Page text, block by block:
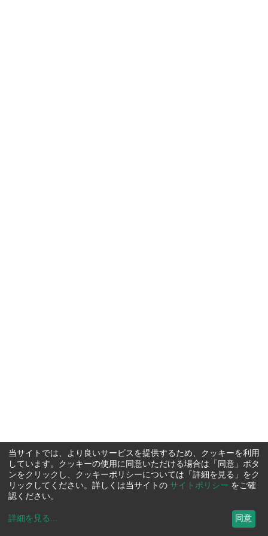
当サイトでは、より良いサービスを提供するため、クッキーを利用
しています。クッキーの使用に同意いただける場合は「同意」ボタ
ンをクリックし、クッキーポリシーについては「詳細を見る」をク
リックしてください。詳しくは当サイトの サイトポリシー をご確
認ください。
詳細を見る ... 同意